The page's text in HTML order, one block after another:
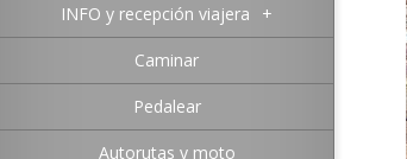
INFO y recepción viajera +
Caminar
Pedalear
Autorutas y moto